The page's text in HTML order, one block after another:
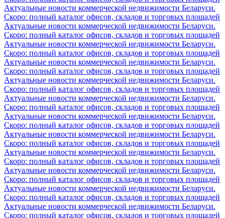
Актуальные новости коммерческой недвижимости Беларуси.
Скоро: полный каталог офисов, складов и торговых площадей
Актуальные новости коммерческой недвижимости Беларуси.
Скоро: полный каталог офисов, складов и торговых площадей
Актуальные новости коммерческой недвижимости Беларуси.
Скоро: полный каталог офисов, складов и торговых площадей
Актуальные новости коммерческой недвижимости Беларуси.
Скоро: полный каталог офисов, складов и торговых площадей
Актуальные новости коммерческой недвижимости Беларуси.
Скоро: полный каталог офисов, складов и торговых площадей
Актуальные новости коммерческой недвижимости Беларуси.
Скоро: полный каталог офисов, складов и торговых площадей
Актуальные новости коммерческой недвижимости Беларуси.
Скоро: полный каталог офисов, складов и торговых площадей
Актуальные новости коммерческой недвижимости Беларуси.
Скоро: полный каталог офисов, складов и торговых площадей
Актуальные новости коммерческой недвижимости Беларуси.
Скоро: полный каталог офисов, складов и торговых площадей
Актуальные новости коммерческой недвижимости Беларуси.
Скоро: полный каталог офисов, складов и торговых площадей
Актуальные новости коммерческой недвижимости Беларуси.
Скоро: полный каталог офисов, складов и торговых площадей
Актуальные новости коммерческой недвижимости Беларуси.
Скоро: полный каталог офисов, складов и торговых площадей